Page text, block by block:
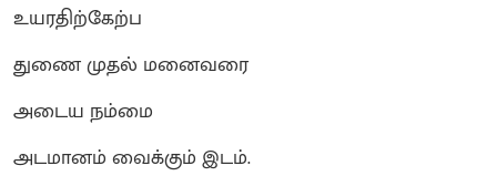
உயரதிற்கேற்ப
துணை முதல் மனைவரை
அடைய நம்மை
அடமானம் வைக்கும் இடம்.